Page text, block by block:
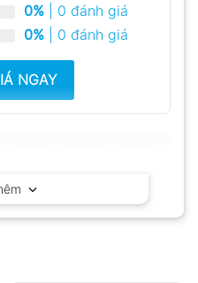
0% | 0 đánh giá
0% | 0 đánh giá
NGAY